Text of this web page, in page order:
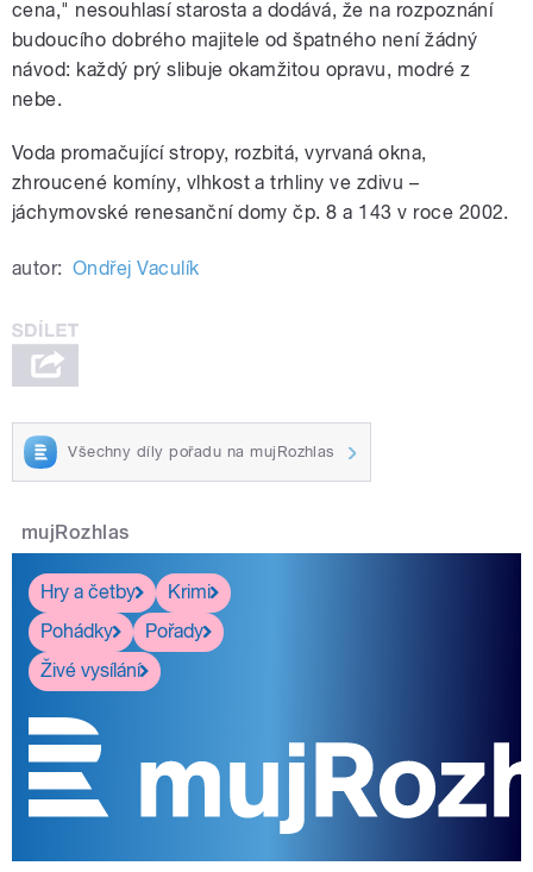
cena," nesouhlasí starosta a dodává, že na rozpoznání
budoucího dobrého majitele od špatného není žádný
návod: každý prý slibuje okamžitou opravu, modré z
nebe.
Voda promačující stropy, rozbitá, vyrvaná okna,
zhroucené komíny, vlhkost a trhliny ve zdivu –
jáchymovské renesanční domy čp. 8 a 143 v roce 2002.
autor: Ondřej Vaculík
Všechny díly pořadu na mujRozhlas
mujRozhlas
Hry a četby
Krimi
Pohádky
Pořady
Živé vysílání